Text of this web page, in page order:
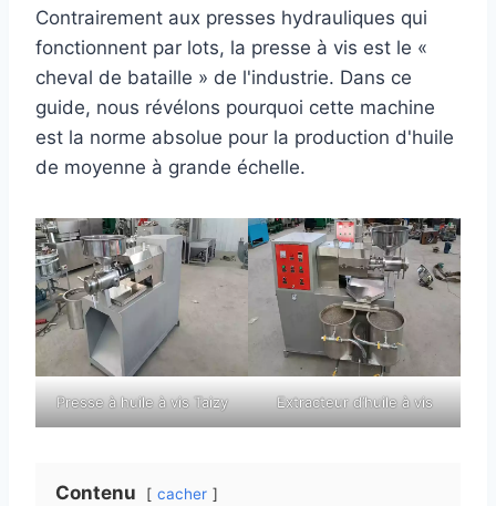
Contrairement aux presses hydrauliques qui
fonctionnent par lots, la presse à vis est le «
cheval de bataille » de l'industrie. Dans ce
guide, nous révélons pourquoi cette machine
est la norme absolue pour la production d'huile
de moyenne à grande échelle.
Presse à huile à vis Taizy Extracteur d’huile à vis
Contenu cacher